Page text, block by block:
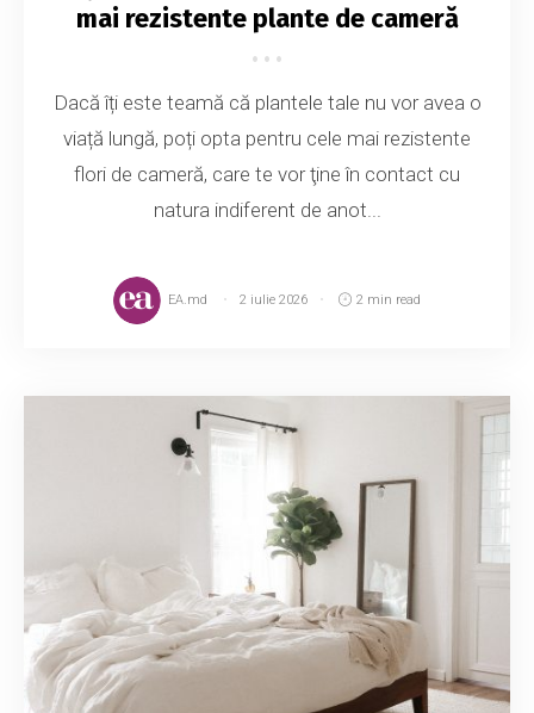
mai rezistente plante de cameră
Dacă îți este teamă că plantele tale nu vor avea o
viață lungă, poți opta pentru cele mai rezistente
flori de cameră, care te vor ţine în contact cu
natura indiferent de anot...
EA.md 2 iulie 2026 2 min read